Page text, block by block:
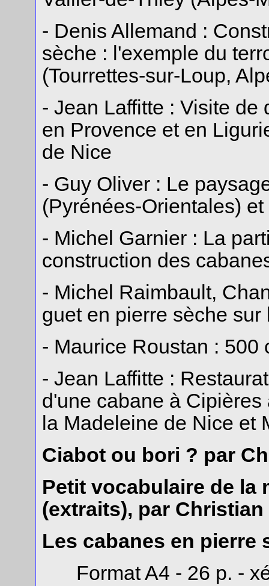
- Denis Allemand :
sèche : l'exemple du
(Tourrettes-sur-Loup,
- Jean Laffitte : Visite de
en Provence et en
de Nice
- Guy Oliver : Le
(Pyrénées-Orientales)
- Michel Garnier : La
construction des
- Michel Raimbault,
guet en pierre sèche
- Maurice Roustan : 500
- Jean Laffitte :
d'une cabane à
la Madeleine de Nice et
Ciabot ou bori ? par
Petit vocabulaire de la
(extraits), par
Les cabanes en pierre
Format A4 - 26 p. -